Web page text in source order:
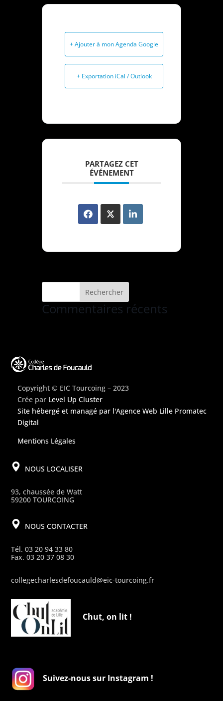
+ Ajouter à mon Agenda Google
+ Exportation iCal / Outlook
PARTAGEZ CET
ÉVÉNEMENT
Commentaires récents
Copyright © EIC Tourcoing – 2023
Crée par Level Up Cluster
Site hébergé et managé par l'Agence Web Lille Promatec
Digital
Mentions Légales
NOUS LOCALISER
93, chaussée de Watt
59200 TOURCOING
NOUS CONTACTER
Tél. 03 20 94 33 80
Fax. 03 20 37 08 30
collegecharlesdefoucauld@eic-tourcoing.fr
Chut, on lit !
Suivez-nous sur Instagram !